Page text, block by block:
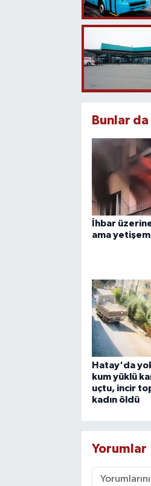
Bunlar
İhbar
ama
Hatay'da
kum yüklü
uçtu, incir
kadın öldü
Yorumlar